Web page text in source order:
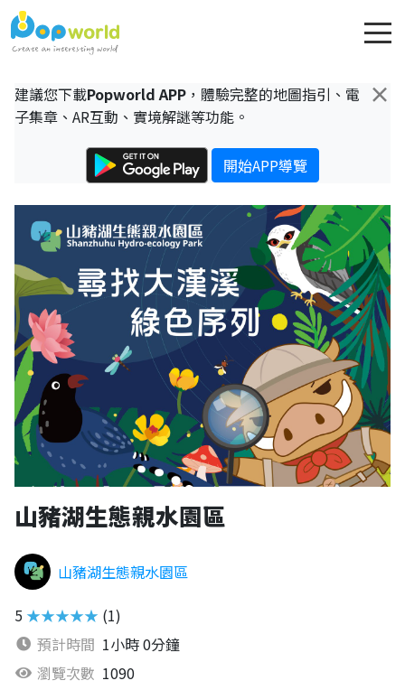
×
建議您下載Popworld APP ，體驗完整的地圖指引、電
子集章、AR互動、實境解謎等功能。
開始APP導覽
山豬湖生態親水園區
山豬湖生態親水園區
5 ★★★★★ (1)
預計時間 1小時 0分鐘
瀏覽次數 1090